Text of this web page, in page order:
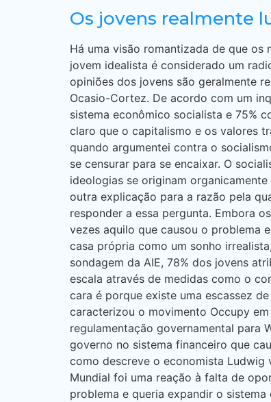
Os jovens realmente
Há uma visão romantizada de que os
jovem idealista é considerado um
opiniões dos jovens são geralmente
Ocasio-Cortez. De acordo com um
sistema econômico socialista e 75%
claro que o capitalismo e os valores
quando argumentei contra o
se censurar para se encaixar. O
ideologias se originam
outra explicação para a razão pela
responder a essa pergunta. Embora
vezes aquilo que causou o problema
casa própria como um sonho
sondagem da AIE, 78% dos jovens
escala através de medidas como o
cara é porque existe uma escassez
caracterizou o movimento Occupy
regulamentação governamental para
governo no sistema financeiro que
como descreve o economista Ludwig
Mundial foi uma reação à falta de
problema e queria expandir o